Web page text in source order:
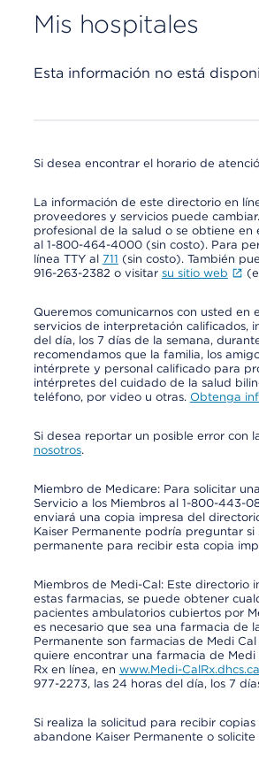
Mis hospitales
Esta información no está
Si desea encontrar el horario de
La información de este directorio en
proveedores y servicios puede
profesional de la salud o se obtiene
al 1-800-464-4000 (sin costo). Para
línea TTY al 711 (sin costo). También
916-263-2382 o visitar su sitio web
Queremos comunicarnos con usted en
servicios de interpretación calificados,
del día, los 7 días de la semana,
recomendamos que la familia, los
intérprete y personal calificado para
intérpretes del cuidado de la salud
teléfono, por video u otras. Obtenga
Si desea reportar un posible error con
nosotros.
Miembro de Medicare: Para solicitar
Servicio a los Miembros al 1-800-443-
enviará una copia impresa del
Kaiser Permanente podría preguntar
permanente para recibir esta copia
Miembros de Medi-Cal: Este directorio
estas farmacias, se puede obtener
pacientes ambulatorios cubiertos por
es necesario que sea una farmacia de
Permanente son farmacias de Medi
quiere encontrar una farmacia de
Rx en línea, en www.Medi-
977-2273, las 24 horas del día, los 7
Si realiza la solicitud para recibir
abandone Kaiser Permanente o